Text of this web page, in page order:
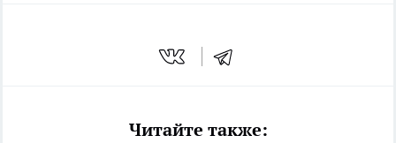
Читайте также: